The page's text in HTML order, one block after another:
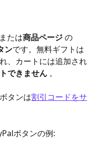
たは商品ページ の
ンです。無料ギフトは
、カートには追加され
できません 。
タンは割引コードをサ
ボタンの例: